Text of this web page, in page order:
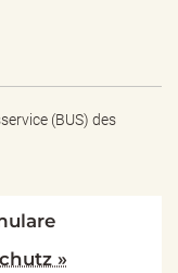
(BUS) des
»